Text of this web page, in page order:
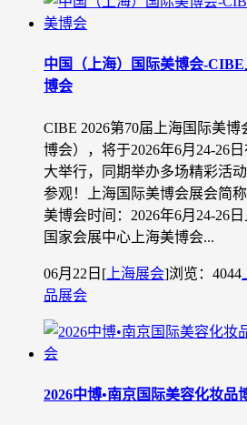
中国（上海）国际美博会-
博会
CIBE 2026第70届上海国际美
博会），将于2026年6月24-26
大举行，同期举办多场精彩活
参观！上海国际美博会展会简
美博会时间：2026年6月24-26
国家会展中心上海美博会...
06月22日 [ 上海展会]浏览：4044
品展会
2026中博•南京国际美容化妆品